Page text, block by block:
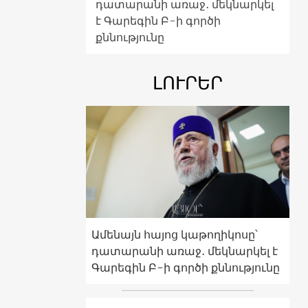
դատարանի առաջ․ մեկնարկել
է Գարեգին Բ-ի գործի
քննությունը
ԼՈՒՐԵՐ
Ամենայն հայոց կաթողիկոսը՝
դատարանի առաջ․ մեկնարկել է
Գարեգին Բ-ի գործի քննությունը